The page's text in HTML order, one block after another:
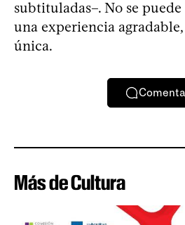
subtituladas–. No se puede
una experiencia
única.
Más de Cultura